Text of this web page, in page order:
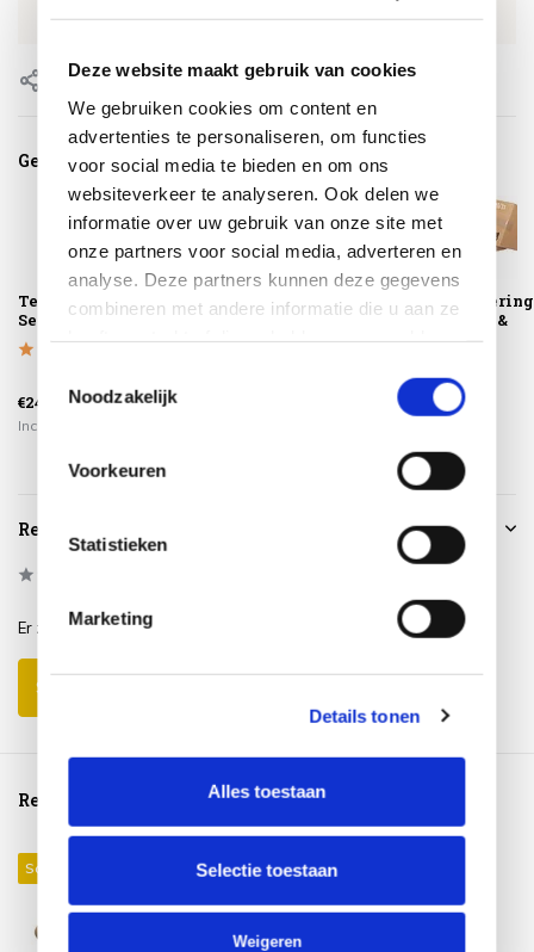
Deze website maakt gebruik van cookies
We gebruiken cookies om content en
advertenties te personaliseren, om functies
voor social media te bieden en om ons
websiteverkeer te analyseren. Ook delen we
informatie over uw gebruik van onze site met
onze partners voor social media, adverteren en
analyse. Deze partners kunnen deze gegevens
combineren met andere informatie die u aan ze
Noodzakelijk
Voorkeuren
Statistieken
Marketing
Details tonen
Alles toestaan
Selectie toestaan
Weigeren
EAN 8720087007748
Delen
Gerelateerde producten
Teak Cleaner 4-
Seasons Outdoor
€24,95
Incl. btw
Teak Protector 4-
Seasons Outdoor
Extra gemak &
geen afval
€225,00
Reviews
Er zijn nog geen reviews geschreven over dit product..
Schrijf je eigen review
Reeds bekeken
Sale 15%